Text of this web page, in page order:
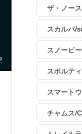
ザ・ノー
FACE
スカルパ/
スノーピ
スポルテ
スマート
チャムス/